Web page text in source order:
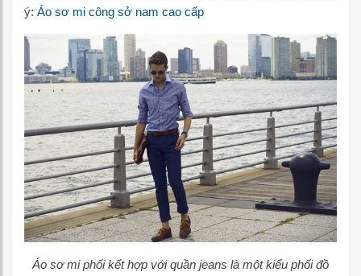
ý: Áo sơ mi công sở nam cao cấp
Áo sơ mi phối kết hợp với quần jeans là một kiểu phối đồ